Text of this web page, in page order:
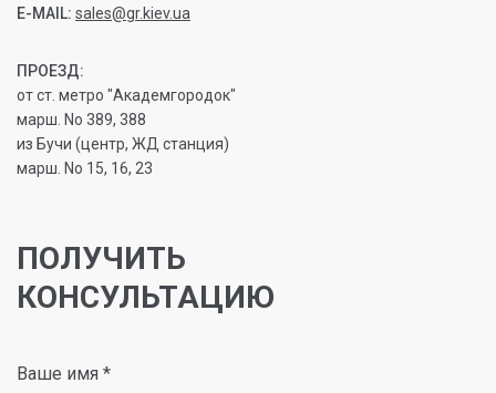
E-MAIL: sales@gr.kiev.ua
ПРОЕЗД:
от ст. метро "Академгородок"
марш. No 389, 388
из Бучи (центр, ЖД станция)
марш. No 15, 16, 23
ПОЛУЧИТЬ
КОНСУЛЬТАЦИЮ
Ваше имя *